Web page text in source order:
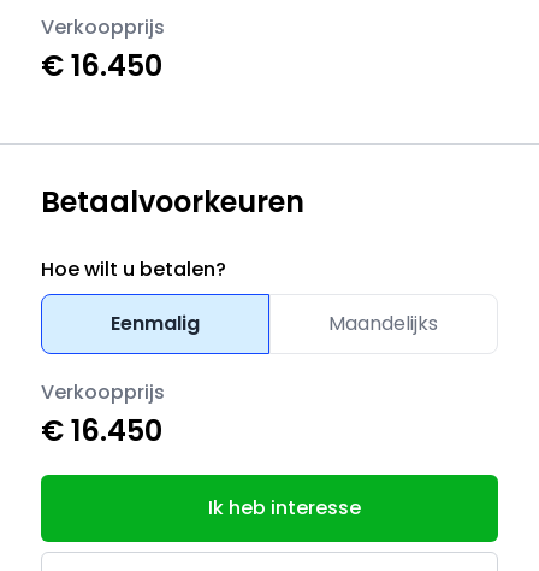
Verkoopprijs
€ 16.450
Betaalvoorkeuren
Hoe wilt u betalen?
Eenmalig
Maandelijks
Verkoopprijs
€ 16.450
Ik heb interesse